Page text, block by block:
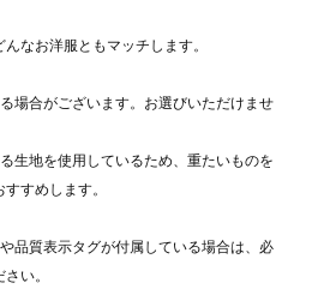
んなお洋服ともマッチします。
場合がございます。お選びいただけませ
生地を使用しているため、重たいものを
すめします。
品質表示タグが付属している場合は、必
さい。